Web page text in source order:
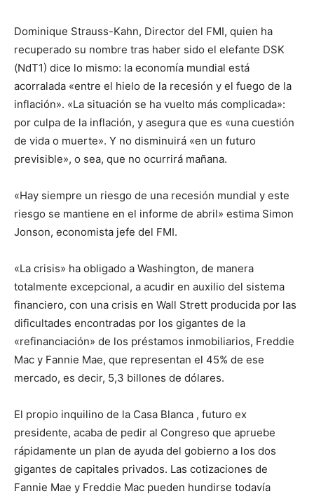
Dominique Strauss-Kahn, Director del FMI, quien ha
recuperado su nombre tras haber sido el elefante DSK
(NdT1) dice lo mismo: la economía mundial está
acorralada «entre el hielo de la recesión y el fuego de la
inflación». «La situación se ha vuelto más complicada»:
por culpa de la inflación, y asegura que es «una cuestión
de vida o muerte». Y no disminuirá «en un futuro
previsible», o sea, que no ocurrirá mañana.
«Hay siempre un riesgo de una recesión mundial y este
riesgo se mantiene en el informe de abril» estima Simon
Jonson, economista jefe del FMI.
«La crisis» ha obligado a Washington, de manera
totalmente excepcional, a acudir en auxilio del sistema
financiero, con una crisis en Wall Strett producida por las
dificultades encontradas por los gigantes de la
«refinanciación» de los préstamos inmobiliarios, Freddie
Mac y Fannie Mae, que representan el 45% de ese
mercado, es decir, 5,3 billones de dólares.
El propio inquilino de la Casa Blanca , futuro ex
presidente, acaba de pedir al Congreso que apruebe
rápidamente un plan de ayuda del gobierno a los dos
gigantes de capitales privados. Las cotizaciones de
Fannie Mae y Freddie Mac pueden hundirse todavía